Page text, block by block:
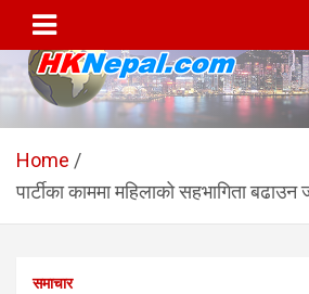
content
HKNepal.com –
सञ्चालित पहिलो
पत्रिका
hknepal, hknepal.com, hk nepal, hk nepal
Home
पार्टीका काममा महिलाको सहभागिता
समाचार